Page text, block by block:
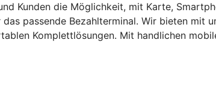
Kunden die Möglichkeit, mit Karte,
passende Bezahlterminal. Wir bieten
Komplettlösungen. Mit handlichen